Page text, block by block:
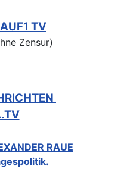
AUF1 TV
Zensur)
RAUE